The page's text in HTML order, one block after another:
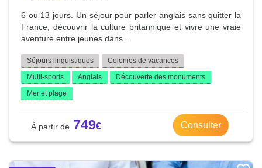
6 ou 13 jours. Un séjour pour parler anglais sans quitter la
France, découvrir la culture britannique et vivre une vraie
aventure entre jeunes dans...
Séjours linguistiques
Colonies de vacances
Multi-sports
Anglais
Découverte des monuments
Mer et plage
749 Consulter